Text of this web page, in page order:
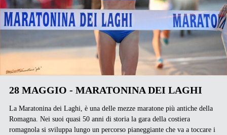
28 MAGGIO - MARATONINA DEI LAGHI
La Maratonina dei Laghi, è una delle mezze maratone più antiche della
Romagna. Nei suoi quasi 50 anni di storia la gara della costiera
romagnola si sviluppa lungo un percorso pianeggiante che va a toccare i